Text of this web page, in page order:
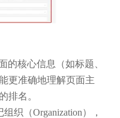
的核心信息（如标题、
更准确地理解页面主
排名。
织（Organization），